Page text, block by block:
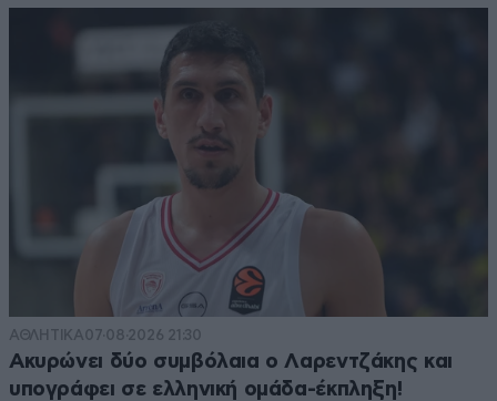
ΑΘΛΗΤΙΚΑ07·08·2026 21:30
Ακυρώνει δύο συμβόλαια ο Λαρεντζάκης και
υπογράφει σε ελληνική ομάδα-έκπληξη!